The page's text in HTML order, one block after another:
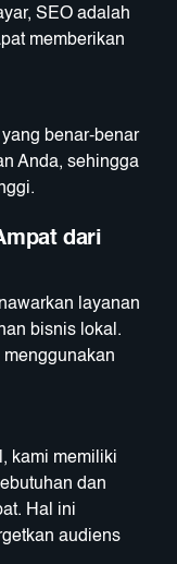
SEO adalah
memberikan
benar-benar
Anda, sehingga
dari
layanan
bisnis lokal.
kami memiliki
dan
Hal ini
audiens